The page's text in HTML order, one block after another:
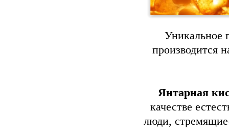
Уникальное
производится
Янтарная
качестве
люди,